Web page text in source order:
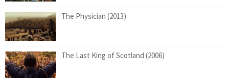
The Physician (2013)
The Last King of Scotland (2006)